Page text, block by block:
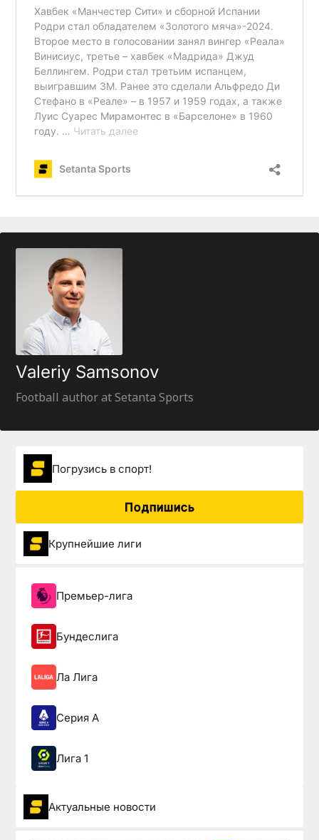
Valeriy Samsonov
Football author at Setanta Sports
Погрузиcь в спорт!
Подпишись
Крупнейшие лиги
Премьер-лига
Бундеслига
Ла Лига
Серия А
Лига 1
Актуальные новости